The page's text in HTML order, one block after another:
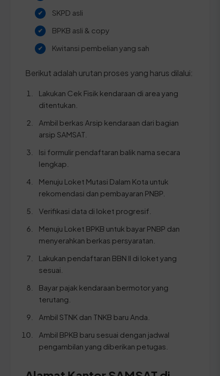
SKPD asli
BPKB asli & copy
Kwitansi pembelian yang sah
Berikut adalah urutan proses yang harus dilalui:
Lakukan Cek Fisik kendaraan di area yang
ditentukan.
Ambil berkas Arsip kendaraan dari bagian
arsip SAMSAT.
Isi formulir pendaftaran balik nama secara
lengkap.
Menuju Loket Mutasi Dalam Kota untuk
rekomendasi dan pembayaran PNBP.
Verifikasi data di loket progresif.
Menuju Loket BPKB untuk bayar PNBP dan
menyerahkan berkas persyaratan.
Lakukan pendaftaran BBN II di loket yang
sesuai.
Bayar pajak kendaraan bermotor yang
terutang.
Ambil STNK dan TNKB baru Anda.
Ambil BPKB baru sesuai dengan jadwal
pengambilan yang diberikan petugas.